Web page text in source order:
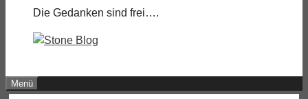
Die Gedanken sind frei….
Menü